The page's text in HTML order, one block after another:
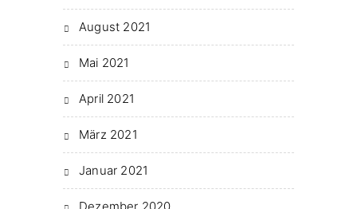
August 2021
Mai 2021
April 2021
März 2021
Januar 2021